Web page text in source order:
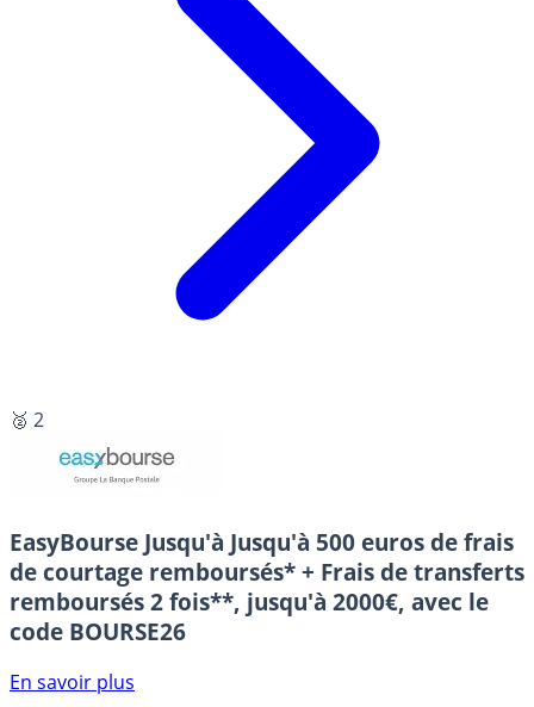
🥈 2
EasyBourse Jusqu'à Jusqu'à 500 euros de frais
de courtage remboursés* + Frais de transferts
remboursés 2 fois**, jusqu'à 2000€, avec le
code BOURSE26
En savoir plus